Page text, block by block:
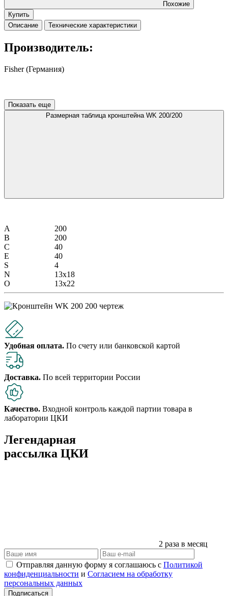
Похожие
Купить
Описание
Технические характеристики
Производитель:
Fisher (Германия)
Показать еще
Размерная таблица кронштейна WK 200/200
А
200
В
200
C
40
E
40
S
4
N
13х18
O
13х22
Удобная оплата. По счету или банковской картой
Доставка. По всей территории России
Качество. Входной контроль каждой партии товара в
лаборатории ЦКИ
Легендарная
рассылка ЦКИ
2 раза в месяц
Отправляя данную форму я соглашаюсь с Политикой
конфиденциальности и Согласием на обработку
персональных данных
Подписаться